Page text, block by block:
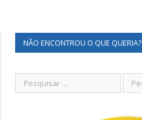
NÃO ENCONTROU O QUE QUERIA?